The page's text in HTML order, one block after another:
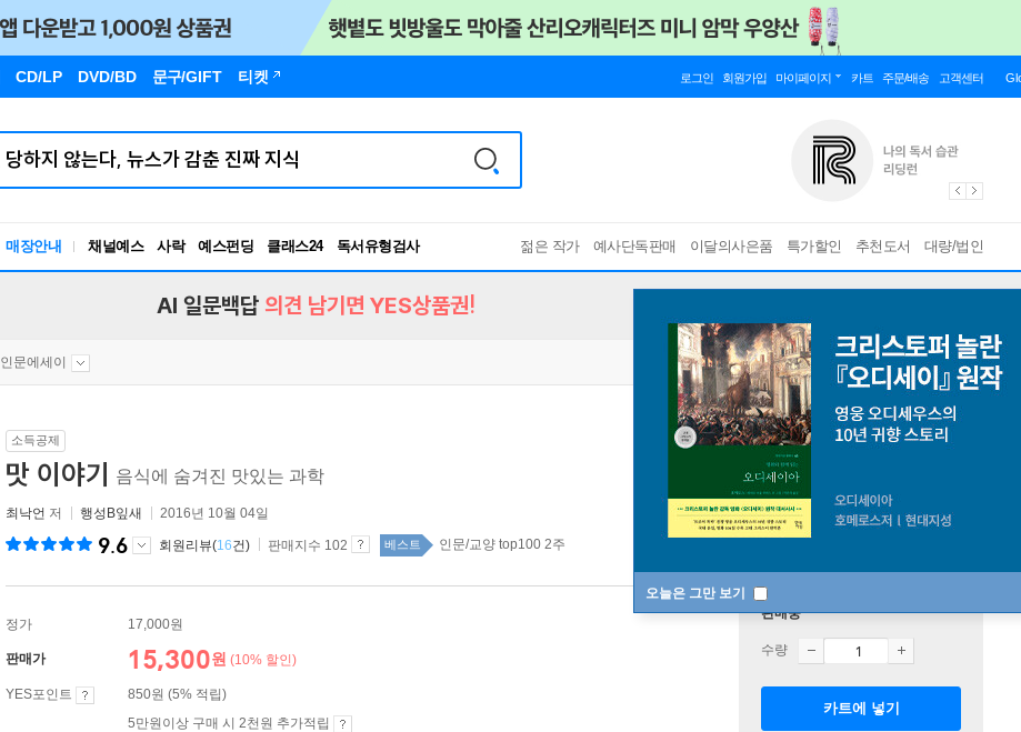
CD/LP DVD/BD 문구/GIFT 티켓 로그인 회원가입 마이페이지 카트 주문/배송 고객센터
매장안내 채널예스 사락 예스펀딩 클래스24
RBTI Lab
독서유형검사
젊은 작가 예사단독판매 이달의사은품 특가할인 추천도서 대량/법인
오늘은 그만 보기
AI 일문백답 의견 남기면 YES상품권!
인문에세이
소득공제
맛 이야기 음식에 숨겨진 맛있는 과학
최낙언 저 행성B잎새 2016년 10월 04일
9.6 회원리뷰(16건) 판매지수 102 베스트 인문/교양 top100 2주
정가 17,000원
판매가 15,300원 (10% 할인)
YES포인트
850원 (5% 적립)
5만원이상 구매 시 2천원 추가적립
판매중
수량
카트에 넣기